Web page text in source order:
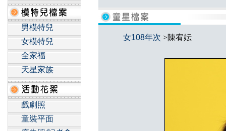
男模特兒
女模特兒
全家福
天星家族
戲劇照
童裝平面
女108年次 >陳宥妘